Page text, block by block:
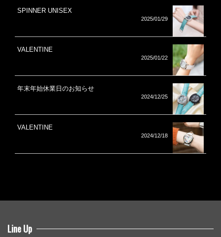
SPINNER UNISEX
2025/01/29
VALENTINE
2025/01/22
年末年始休業日のお知らせ
2024/12/25
VALENTINE
2024/12/18
Line Up